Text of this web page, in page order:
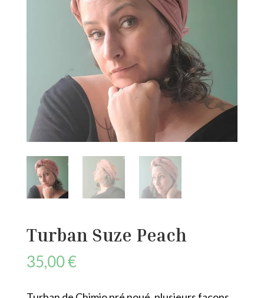
Turban Suze Peach
35,00€